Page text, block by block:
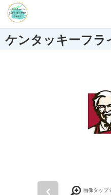
ケンタッキーフラ
画像タップ